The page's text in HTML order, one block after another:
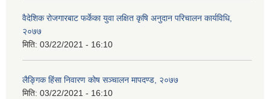
वैदेशिक रोजगारबाट फर्केका युवा लक्षित कृषि अनुदान परिचालन कार्यविधि,
२०७७
मिति: 03/22/2021 - 16:10
लैङ्गिक हिंसा निवारण कोष सञ्चालन मापदण्ड, २०७७
मिति: 03/22/2021 - 16:10